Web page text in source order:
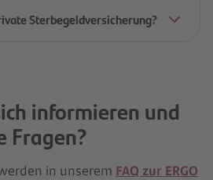
Sterbegeldversicherung?
informieren und
Fragen?
in unserem FAQ zur ERGO